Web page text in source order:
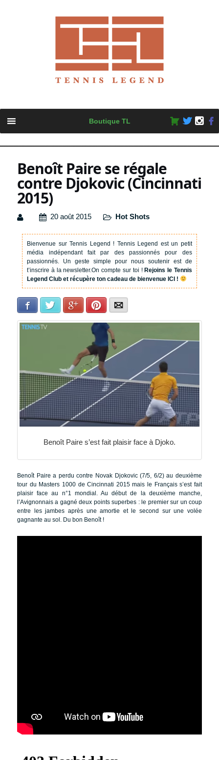
content
Boutique TL
Benoît Paire se régale
contre Djokovic (Cincinnati
2015)
20 août 2015 Hot Shots
Bienvenue sur Tennis Legend ! Tennis Legend est un petit
média indépendant fait par des passionnés pour des
passionnés. Un geste simple pour nous soutenir est de
t’inscrire à la newsletter.On compte sur toi !Rejoins le Tennis
Legend Club et récupère ton cadeau de bienvenue ICI !
Facebook Twitter Google+Pinterest
Benoît Paire s’est fait plaisir face à Djoko.
Benoît Paire a perdu contre Novak Djokovic (7/5, 6/2) au deuxième
tour du Masters 1000 de Cincinnati 2015 mais le Français s’est fait
plaisir face au n°1 mondial. Au début de la deuxième manche,
l’Avignonnais a gagné deux points superbes : le premier sur un coup
entre les jambes après une amortie et le second sur une volée
gagnante au sol. Du bon Benoît !